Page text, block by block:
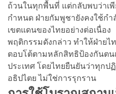
ถ้วนในทุกพื้นที่ แต่กลับพบว่าเพี
กำหนด ฝ่ายกัมพูชายังคงใช้กำ
เขตแดนของไทยอย่างต่อเนื่อง
พฤติกรรมดังกล่าว ทำให้ฝ่ายไ
ตอบโต้ตามหลักสิทธิป้องกันตน
ประเทศ โดยไทยยืนยันว่าทุกป
อธิปไตย ไม่ใช่การรุกราน